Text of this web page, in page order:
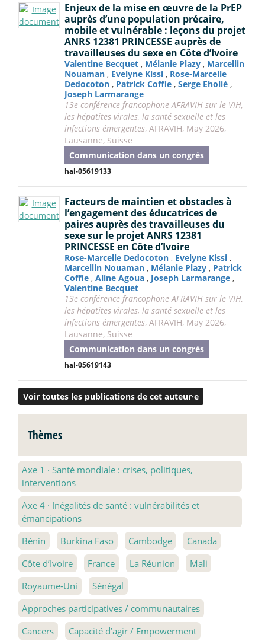
Enjeux de la mise en œuvre de la PrEP
auprès d’une population précaire,
mobile et vulnérable : leçons du projet
ANRS 12381 PRINCESSE auprès de
travailleuses du sexe en Côte d’Ivoire
Valentine Becquet , Mélanie Plazy , Marcellin
Nouaman , Evelyne Kissi , Rose-Marcelle
Dedocoton , Patrick Coffie , Serge Eholié ,
Joseph Larmarange
13e conférence francophone AFRAVIH sur le VIH,
les hépatites virales, la santé sexuelle et les
infections émergentes, AFRAVIH, May 2026,
Lausanne, Suisse
Communication dans un congrès
hal-05619133
Facteurs de maintien et obstacles à
l’engagement des éducatrices de
paires auprès des travailleuses du
sexe sur le projet ANRS 12381
PRINCESSE en Côte d’Ivoire
Rose-Marcelle Dedocoton , Evelyne Kissi ,
Marcellin Nouaman , Mélanie Plazy , Patrick
Coffie , Aline Agoua , Joseph Larmarange ,
Valentine Becquet
13e conférence francophone AFRAVIH sur le VIH,
les hépatites virales, la santé sexuelle et les
infections émergentes, AFRAVIH, May 2026,
Lausanne, Suisse
Communication dans un congrès
hal-05619143
Voir toutes les publications de cet auteur·e
Thèmes
Axe 1 · Santé mondiale : crises, politiques,
interventions
Axe 4 · Inégalités de santé : vulnérabilités et
émancipations
Bénin
Burkina Faso Cambodge
Canada
Côte d’Ivoire
France La Réunion
Mali
Royaume-Uni
Sénégal
Approches participatives / communautaires
Cancers
Capacité d’agir / Empowerment